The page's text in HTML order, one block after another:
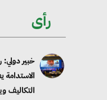
رأىوالسياسات
خبير
التكاليف